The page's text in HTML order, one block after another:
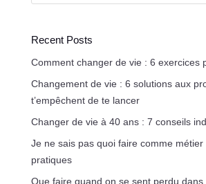
Recent Posts
Comment changer de vie : 6 exercices
Changement de vie : 6 solutions aux
t’empêchent de te lancer
Changer de vie à 40 ans : 7 conseils
Je ne sais pas quoi faire comme métier
pratiques
Que faire quand on se sent perdu dans